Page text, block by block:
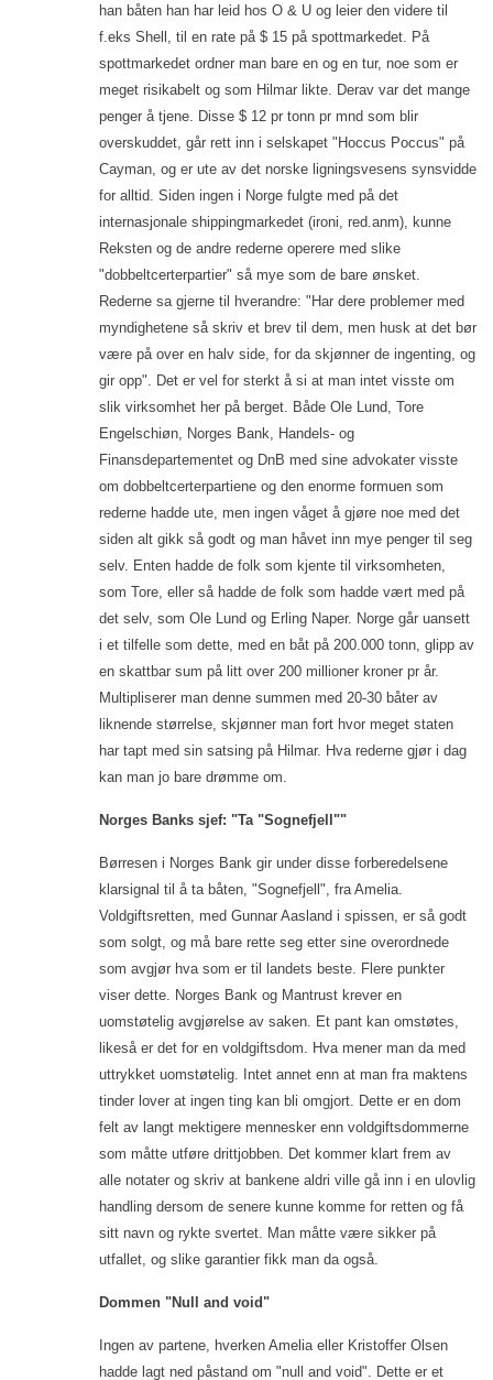
han båten han har leid hos O & U og leier den videre til
f.eks Shell, til en rate på $ 15 på spottmarkedet. På
spottmarkedet ordner man bare en og en tur, noe som er
meget risikabelt og som Hilmar likte. Derav var det mange
penger å tjene. Disse $ 12 pr tonn pr mnd som blir
overskuddet, går rett inn i selskapet "Hoccus Poccus" på
Cayman, og er ute av det norske ligningsvesens synsvidde
for alltid. Siden ingen i Norge fulgte med på det
internasjonale shippingmarkedet (ironi, red.anm), kunne
Reksten og de andre rederne operere med slike
"dobbeltcerterpartier" så mye som de bare ønsket.
Rederne sa gjerne til hverandre: "Har dere problemer med
myndighetene så skriv et brev til dem, men husk at det bør
være på over en halv side, for da skjønner de ingenting, og
gir opp". Det er vel for sterkt å si at man intet visste om
slik virksomhet her på berget. Både Ole Lund, Tore
Engelschiøn, Norges Bank, Handels- og
Finansdepartementet og DnB med sine advokater visste
om dobbeltcerterpartiene og den enorme formuen som
rederne hadde ute, men ingen våget å gjøre noe med det
siden alt gikk så godt og man håvet inn mye penger til seg
selv. Enten hadde de folk som kjente til virksomheten,
som Tore, eller så hadde de folk som hadde vært med på
det selv, som Ole Lund og Erling Naper. Norge går uansett
i et tilfelle som dette, med en båt på 200.000 tonn, glipp av
en skattbar sum på litt over 200 millioner kroner pr år.
Multipliserer man denne summen med 20-30 båter av
liknende størrelse, skjønner man fort hvor meget staten
har tapt med sin satsing på Hilmar. Hva rederne gjør i dag
kan man jo bare drømme om.
Norges Banks sjef: "Ta "Sognefjell""
Børresen i Norges Bank gir under disse forberedelsene
klarsignal til å ta båten, "Sognefjell", fra Amelia.
Voldgiftsretten, med Gunnar Aasland i spissen, er så godt
som solgt, og må bare rette seg etter sine overordnede
som avgjør hva som er til landets beste. Flere punkter
viser dette. Norges Bank og Mantrust krever en
uomstøtelig avgjørelse av saken. Et pant kan omstøtes,
likeså er det for en voldgiftsdom. Hva mener man da med
uttrykket uomstøtelig. Intet annet enn at man fra maktens
tinder lover at ingen ting kan bli omgjort. Dette er en dom
felt av langt mektigere mennesker enn voldgiftsdommerne
som måtte utføre drittjobben. Det kommer klart frem av
alle notater og skriv at bankene aldri ville gå inn i en ulovlig
handling dersom de senere kunne komme for retten og få
sitt navn og rykte svertet. Man måtte være sikker på
utfallet, og slike garantier fikk man da også.
Dommen "Null and void"
Ingen av partene, hverken Amelia eller Kristoffer Olsen
hadde lagt ned påstand om "null and void". Dette er et